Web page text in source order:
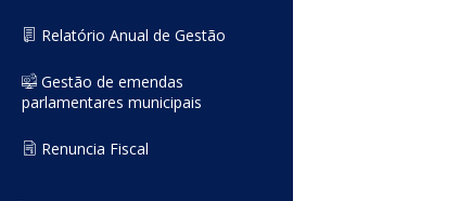
Relatório Anual de Gestão
Gestão de emendas
parlamentares municipais
Renuncia Fiscal